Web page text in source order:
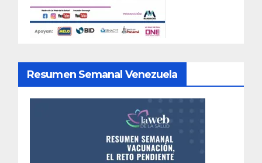
Resumen Semanal Venezuela